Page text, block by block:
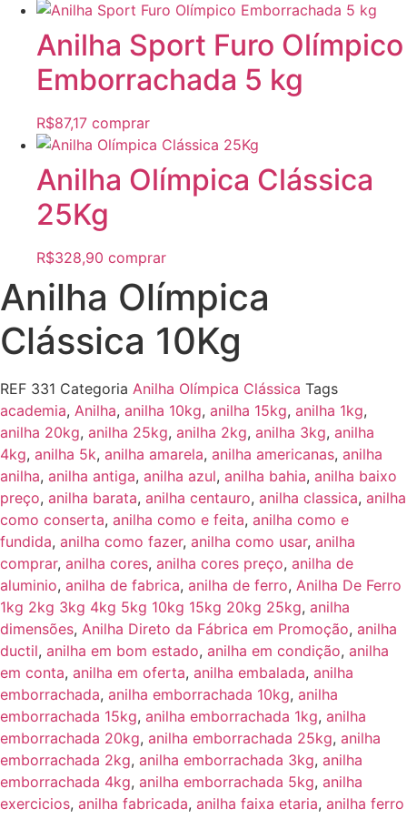
Anilha Sport Furo Olímpico
Emborrachada 5 kg
R$87,17 comprar
Anilha Olímpica Clássica
25Kg
R$328,90 comprar
Anilha Olímpica
Clássica 10Kg
REF 331 Categoria Anilha Olímpica Clássica Tags
academia, Anilha, anilha 10kg, anilha 15kg, anilha 1kg,
anilha 20kg, anilha 25kg, anilha 2kg, anilha 3kg, anilha
4kg, anilha 5k, anilha amarela, anilha americanas, anilha
anilha, anilha antiga, anilha azul, anilha bahia, anilha baixo
preço, anilha barata, anilha centauro, anilha classica, anilha
como conserta, anilha como e feita, anilha como e
fundida, anilha como fazer, anilha como usar, anilha
comprar, anilha cores, anilha cores preço, anilha de
aluminio, anilha de fabrica, anilha de ferro, Anilha De Ferro
1kg 2kg 3kg 4kg 5kg 10kg 15kg 20kg 25kg, anilha
dimensões, Anilha Direto da Fábrica em Promoção‎, anilha
ductil, anilha em bom estado, anilha em condição, anilha
em conta, anilha em oferta, anilha embalada, anilha
emborrachada, anilha emborrachada 10kg, anilha
emborrachada 15kg, anilha emborrachada 1kg, anilha
emborrachada 20kg, anilha emborrachada 25kg, anilha
emborrachada 2kg, anilha emborrachada 3kg, anilha
emborrachada 4kg, anilha emborrachada 5kg, anilha
exercicios, anilha fabricada, anilha faixa etaria, anilha ferro